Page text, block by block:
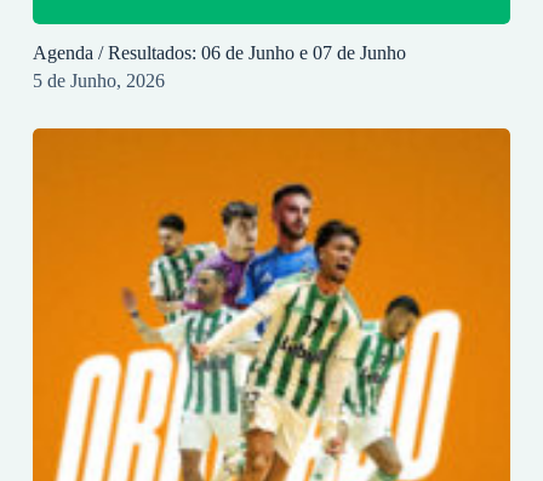
Agenda / Resultados: 06 de Junho e 07 de Junho
5 de Junho, 2026